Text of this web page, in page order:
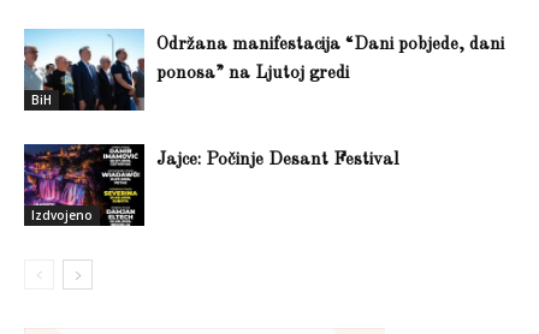
BiH
Održana manifestacija “Dani pobjede, dani
ponosa” na Ljutoj gredi
Izdvojeno
Jajce: Počinje Desant Festival